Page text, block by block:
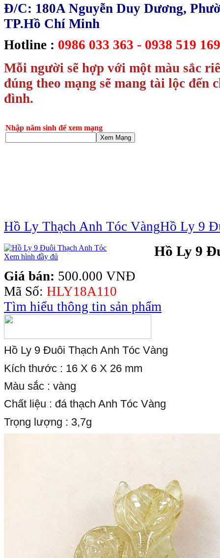
Đ/C: 180A Nguyễn Duy Dương,
TP.Hồ Chí Minh
Hotline : 0986 033 363 - 0938 519
Mỗi người sẽ hợp với một màu sắc
đúng theo mạng sẽ mang tài lộc đến
đình.
Nhập năm sinh để xem mạng
Xem Mạng
Hồ Ly Thạch Anh Tóc VàngHồ Ly 9
Xem hình đầy đủ Hồ Ly 9
Giá bán: 500.000 VNĐ
Mã Số: HLY18A110
Tìm hiểu thông tin sản phẩm
Hồ Ly 9 Đuôi Thạch Anh Tóc Vàng
Kích thước : 16 X 6 X 26 mm
Màu sắc : vàng
Chất liệu : đá thạch Anh Tóc Vàng
Trọng lượng : 3,7g